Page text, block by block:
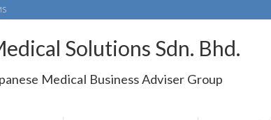
Solutions Sdn. Bhd.
Medical Business Adviser Group